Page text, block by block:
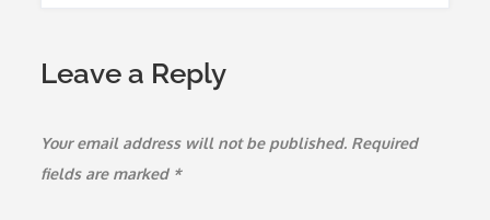
Leave a Reply
Your email address will not be published. Required
fields are marked *